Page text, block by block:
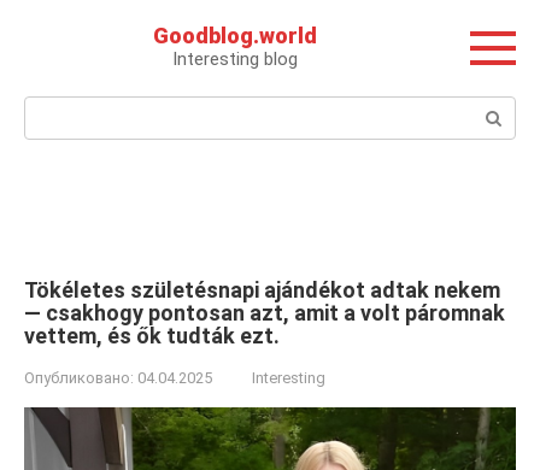
Goodblog.world
Interesting blog
Поиск:
Tökéletes születésnapi ajándékot adtak nekem
— csakhogy pontosan azt, amit a volt páromnak
vettem, és ők tudták ezt.
Опубликовано: 04.04.2025 Interesting